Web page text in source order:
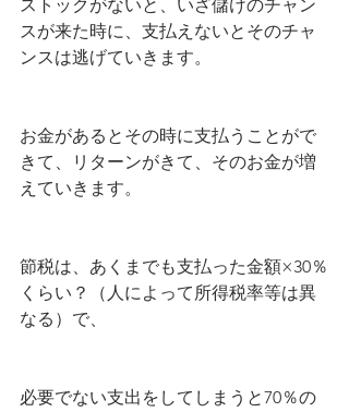
ストックがないと、いざ儲けのチャン
スが来た時に、支払えないとそのチャ
ンスは逃げていきます。
お金があるとその時に支払うことがで
きて、リターンがきて、そのお金が増
えていきます。
節税は、あくまでも支払った金額×30％
くらい？（人によって所得税率等は異
なる）で、
必要でない支出をしてしまうと70％の